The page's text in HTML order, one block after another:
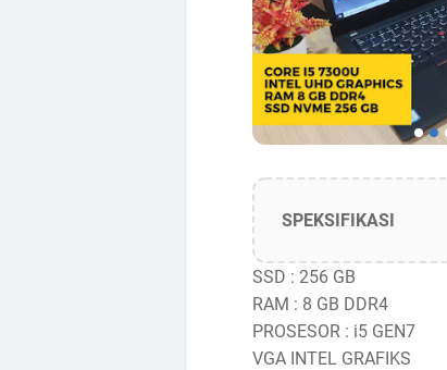
SPEKSIFIKASI
SSD : 256 GB
RAM : 8 GB DDR4
PROSESOR : i5 GEN7
VGA INTEL GRAFIKS